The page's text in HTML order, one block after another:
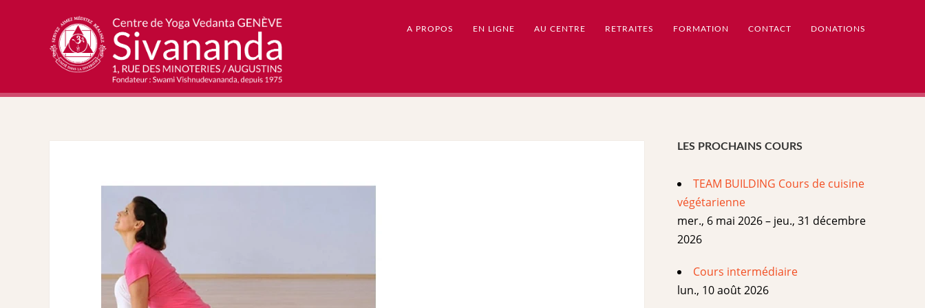
A PROPOS EN LIGNE AU CENTRE RETRAITES FORMATION CONTACT DONATIONS
LES PROCHAINS COURS
TEAM BUILDING Cours de cuisine
végétarienne
mer., 6 mai 2026 – jeu., 31 décembre
2026
Cours intermédiaire
lun., 10 août 2026